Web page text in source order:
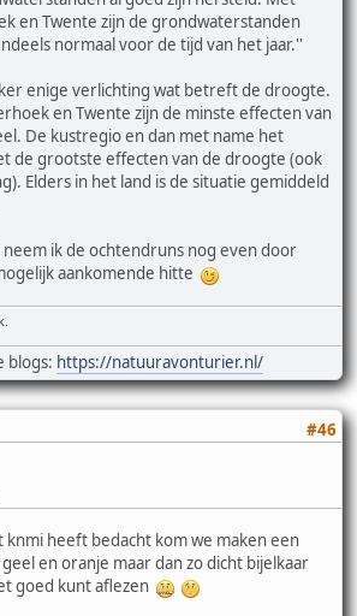
en Twente zijn de grondwaterstanden
normaal voor de tijd van het jaar.''
enige verlichting wat betreft de droogte.
en Twente zijn de minste effecten van
De kustregio en dan met name het
de grootste effecten van de droogte (ook
Elders in het land is de situatie gemiddeld
ik de ochtendruns nog even door
aankomende hitte
blogs: https://natuuravonturier.nl/
#46
knmi heeft bedacht kom we maken een
en oranje maar dan zo dicht bijelkaar
goed kunt aflezen